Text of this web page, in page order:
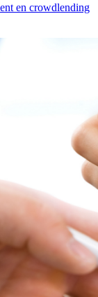
en crowdlending